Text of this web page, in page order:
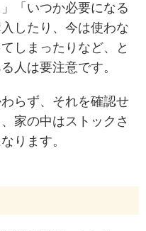
「いつか必要になる
したり、今は使わな
しまったりなど、と
人は要注意です。
らず、それを確認せ
家の中はストックさ
ります。